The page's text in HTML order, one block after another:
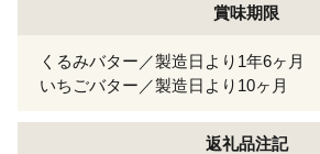
賞味期限
くるみバター／製造日より1年6ヶ月
いちごバター／製造日より10ヶ月
返礼品注記